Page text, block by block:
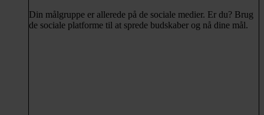
Din målgruppe er allerede på de sociale medier. Er du? Brug
de sociale platforme til at sprede budskaber og nå dine mål.